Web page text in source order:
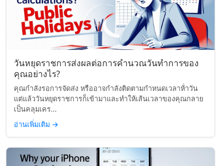
วันหยุดราชการส่งผลต่อการคำนวณวันทำการของ
คุณอย่างไร?
คุณกำลังรอการจัดส่ง หรืออาจกำลังติดตามกำหนดเวลาห้่าวัน
แต่แล้ววันหยุดราชการก็เข้ามาและทำให้เส้นเวลาของคุณกลาย
เป็นคลุมเคร...
อ่านเพิ่มเติม →